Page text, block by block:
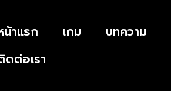
น้าแรก เกม บทความ
ดต่อเรา